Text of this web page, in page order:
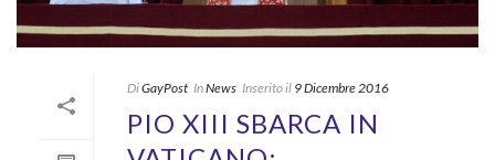
DiGayPost InNews Inserito il 9 Dicembre 2016
PIO XIII SBARCA IN